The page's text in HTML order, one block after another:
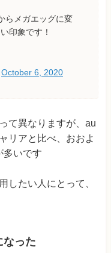
らメガエッグに変
印象です！
October 6, 2020
て異なりますが、au
リアと比べ、おおよ
多いです
したい人にとって、
なった